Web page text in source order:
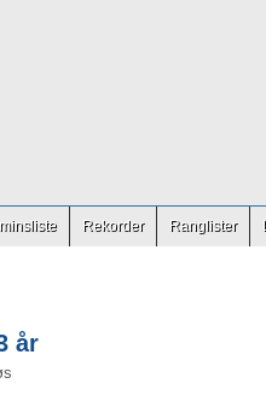
Rekorder Ranglister
år